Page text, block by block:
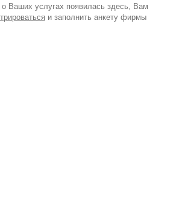
Ваших услугах появилась здесь, Вам
и заполнить анкету фирмы